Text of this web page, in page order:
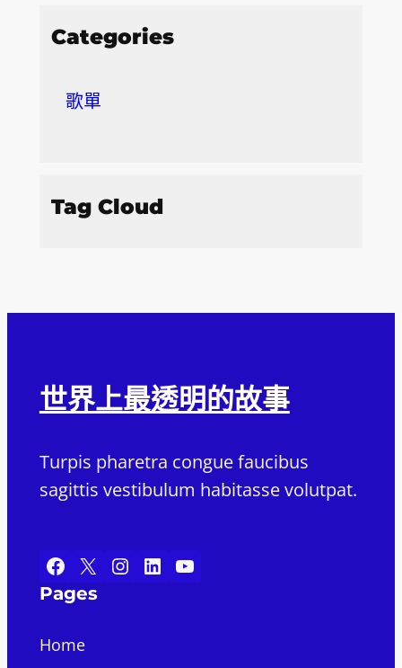
Categories
歌單
Tag Cloud
世界上最透明的故事
Turpis pharetra congue faucibus
sagittis vestibulum habitasse volutpat.
Facebook X Instagram LinkedIn YouTube
Pages
Home